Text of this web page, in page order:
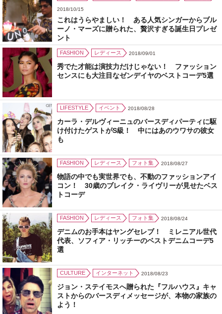
2018/10/15
これはうらやましい！ ある人気シンガーからブル
ーノ・マーズに贈られた、贅沢すぎる誕生日プレゼ
ント
FASHION レディース 2018/09/01
秀でた才能は演技力だけじゃない！ ファッション
センスにも大注目なゼンデイヤのベストコーデ5選
LIFESTYLE イベント 2018/08/28
カーラ・デルヴィーニュのバースディパーティに駆
け付けたゲストがS級！ 中にはあのウワサの彼女
も
FASHION レディース フォト集 2018/08/27
物語の中でも実世界でも、不動のファッションアイ
コン！ 30歳のブレイク・ライヴリーが見せたベス
トコーデ
FASHION レディース フォト集 2018/08/24
デニムのお手本はヤングセレブ！ ミレニアル世代
代表、ソフィア・リッチーのベストデニムコーデ5
選
CULTURE インターネット 2018/08/23
ジョン・ステイモスへ贈られた『フルハウス』キャ
ストからのバースディメッセージが、本物の家族の
よう！